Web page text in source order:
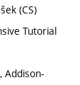
(CS)
Tutorial
Addison-